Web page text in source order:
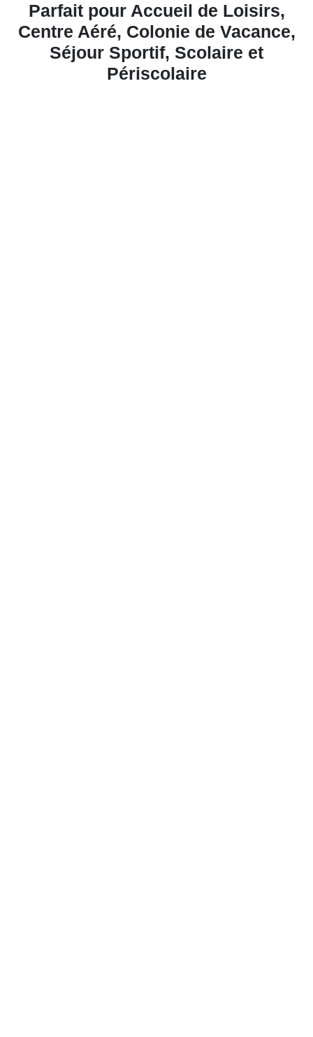
Parfait pour Accueil de Loisirs,
Centre Aéré, Colonie de Vacance,
Séjour Sportif, Scolaire et
Périscolaire